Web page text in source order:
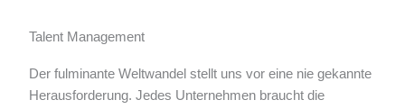
Talent Management
Der fulminante Weltwandel stellt uns vor eine nie gekannte
Herausforderung. Jedes Unternehmen braucht die